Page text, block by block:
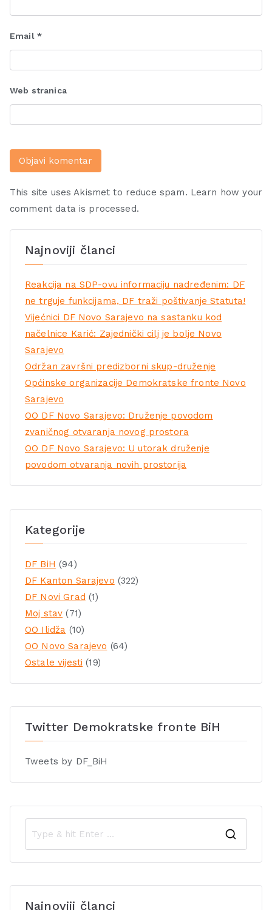
Email *
Web stranica
This site uses Akismet to reduce spam. Learn how your
comment data is processed.
Najnoviji članci
Reakcija na SDP-ovu informaciju nadređenim: DF
ne trguje funkcijama, DF traži poštivanje Statuta!
Vijećnici DF Novo Sarajevo na sastanku kod
načelnice Karić: Zajednički cilj je bolje Novo
Sarajevo
Održan završni predizborni skup-druženje
Općinske organizacije Demokratske fronte Novo
Sarajevo
OO DF Novo Sarajevo: Druženje povodom
zvaničnog otvaranja novog prostora
OO DF Novo Sarajevo: U utorak druženje
povodom otvaranja novih prostorija
Kategorije
DF BiH (94)
DF Kanton Sarajevo (322)
DF Novi Grad (1)
Moj stav (71)
OO Ilidža (10)
OO Novo Sarajevo (64)
Ostale vijesti (19)
Twitter Demokratske fronte BiH
Tweets by DF_BiH
Najnoviji članci